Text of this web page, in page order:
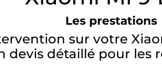
Les prestations
sur votre
devis détaillé pour les